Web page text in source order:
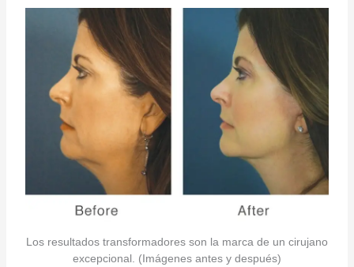
Los resultados transformadores son la marca de un cirujano
excepcional. (Imágenes antes y después)